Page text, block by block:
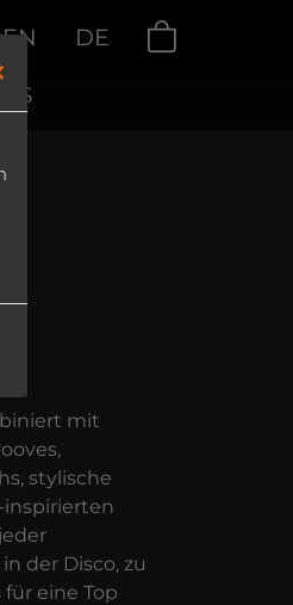
DE
mit
stylische
inspirierten
der Disco, zu
eine Top